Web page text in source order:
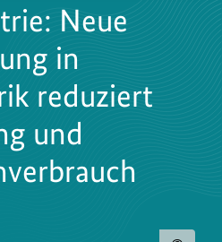
Neue
in
reduziert
und